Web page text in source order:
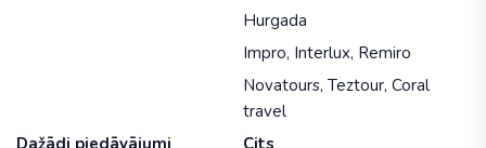
Hurgada
Impro, Interlux, Remiro
Novatours, Teztour, Coral
travel
Dažādi piedāvājumi
Cits